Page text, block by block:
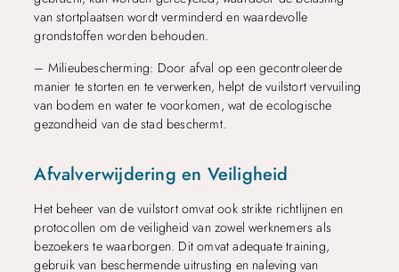
van stortplaatsen wordt verminderd en waardevolle
grondstoffen worden behouden.
– Milieubescherming: Door afval op een gecontroleerde
manier te storten en te verwerken, helpt de vuilstort vervuiling
van bodem en water te voorkomen, wat de ecologische
gezondheid van de stad beschermt.
Afvalverwijdering en Veiligheid
Het beheer van de vuilstort omvat ook strikte richtlijnen en
protocollen om de veiligheid van zowel werknemers als
bezoekers te waarborgen. Dit omvat adequate training,
gebruik van beschermende uitrusting en naleving van